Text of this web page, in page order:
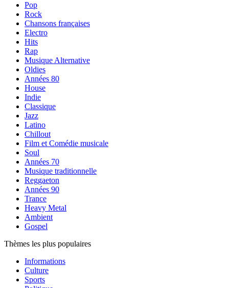
Pop
Rock
Chansons françaises
Electro
Hits
Rap
Musique Alternative
Oldies
Années 80
House
Indie
Classique
Jazz
Latino
Chillout
Film et Comédie musicale
Soul
Années 70
Musique traditionnelle
Reggaeton
Années 90
Trance
Heavy Metal
Ambient
Gospel
Thèmes les plus populaires
Informations
Culture
Sports